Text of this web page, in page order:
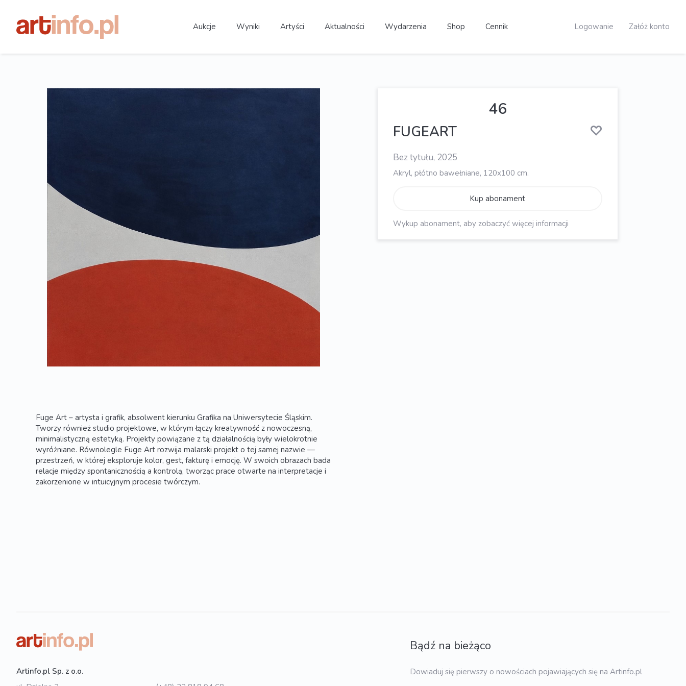
Aukcje Wyniki Artyści Aktualności Wydarzenia Shop Cennik Logowanie Załóż konto
Fuge Art – artysta i grafik, absolwent kierunku Grafika na Uniwersytecie Śląskim.
Tworzy również studio projektowe, w którym łączy kreatywność z nowoczesną,
minimalistyczną estetyką. Projekty powiązane z tą działalnością były wielokrotnie
wyróżniane. Równolegle Fuge Art rozwija malarski projekt o tej samej nazwie —
przestrzeń, w której eksploruje kolor, gest, fakturę i emocję. W swoich obrazach bada
relacje między spontanicznością a kontrolą, tworząc prace otwarte na interpretacje i
zakorzenione w intuicyjnym procesie twórczym.
46
FUGEART
Bez tytułu, 2025
Akryl, płótno bawełniane, 120x100 cm.
Kup abonament
Wykup abonament, aby zobaczyć więcej informacji
Artinfo.pl Sp. z o.o.
Bądź na bieżąco
Dowiaduj się pierwszy o nowościach pojawiających się na Artinfo.pl